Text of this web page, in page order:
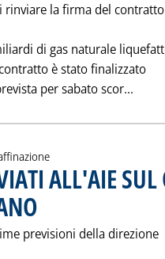
rinviare la firma del contratto
di gas naturale
è stato finalizzato
per sabato scor...
ALL'AIE SUL
previsioni della direzione